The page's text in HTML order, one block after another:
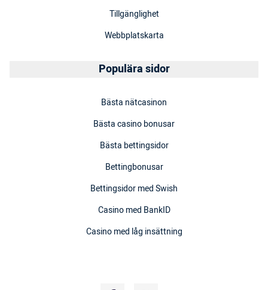
Tillgänglighet
Webbplatskarta
Populära sidor
Bästa nätcasinon
Bästa casino bonusar
Bästa bettingsidor
Bettingbonusar
Bettingsidor med Swish
Casino med BankID
Casino med låg insättning